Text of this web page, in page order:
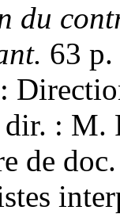
du
63 p.
: M.
de